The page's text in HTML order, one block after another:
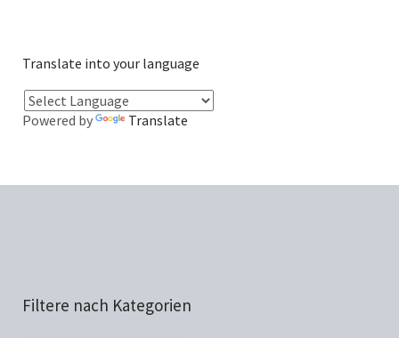
Translate into your language
Powered by Translate
Filtere nach Kategorien